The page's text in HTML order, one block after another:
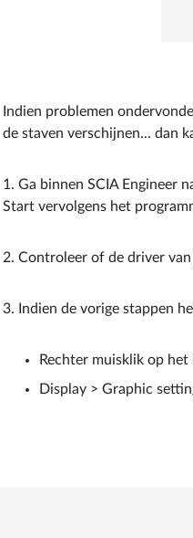
Indien problemen
de staven verschijnen... dan
1. Ga binnen SCIA Engineer
Start vervolgens het
2. Controleer of de driver
3. Indien de vorige stappen
Rechter muisklik op
Display > Graphic